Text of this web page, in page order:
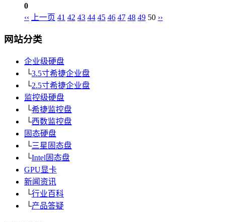
0
‹‹
上一页 41 42 43 44 45 46 47 48 49 50 ››
网站分类
企业级硬盘
└3.5寸希捷企业盘
└2.5寸希捷企业盘
监控级硬盘
└希捷监控盘
└西数监控盘
固态硬盘
└三星固态盘
└Intel固态盘
GPU显卡
新闻资讯
└行业百科
└产品答疑